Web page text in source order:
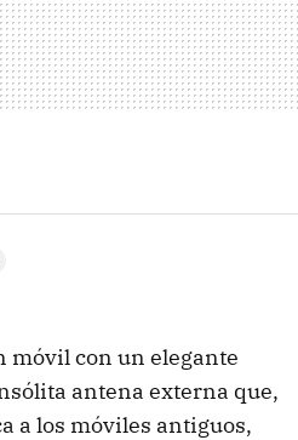
móvil con un elegante
antena externa que,
a los móviles antiguos,